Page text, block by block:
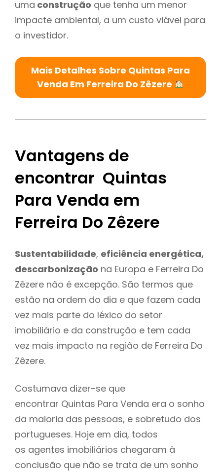
uma construção que tenha um menor
impacte ambiental, a um custo viável para
o investidor.
Mais Detalhes Sobre Quintas Para
Venda Em Ferreira Do Zêzere
Vantagens de
encontrar Quintas
Para Venda em
Ferreira Do Zêzere
Sustentabilidade, eficiência energética,
descarbonização na Europa e Ferreira Do
Zêzere não é excepção. São termos que
estão na ordem do dia e que fazem cada
vez mais parte do léxico do setor
imobiliário e da construção e tem cada
vez mais impacto na região de Ferreira Do
Zêzere.
Costumava dizer-se que
encontrar Quintas Para Venda era o sonho
da maioria das pessoas, e sobretudo dos
portugueses. Hoje em dia, todos
os agentes imobiliários chegaram à
conclusão que não se trata de um sonho